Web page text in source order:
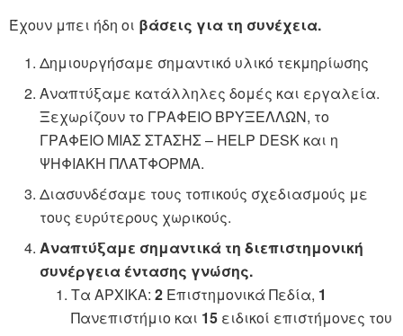
Έχουν μπει ήδη οι βάσεις για τη συνέχεια.
Δημιουργήσαμε σημαντικό υλικό τεκμηρίωσης
Αναπτύξαμε κατάλληλες δομές και εργαλεία.
Ξεχωρίζουν το ΓΡΑΦΕΙΟ ΒΡΥΞΕΛΛΩΝ, το
ΓΡΑΦΕΙΟ ΜΙΑΣ ΣΤΑΣΗΣ – HELP DESK και η
ΨΗΦΙΑΚΗ ΠΛΑΤΦΟΡΜΑ.
Διασυνδέσαμε τους τοπικούς σχεδιασμούς με
τους ευρύτερους χωρικούς.
Αναπτύξαμε σημαντικά τη διεπιστημονική
συνέργεια έντασης γνώσης.
Τα ΑΡΧΙΚΑ: 2Επιστημονικά Πεδία, 1
Πανεπιστήμιο και 15ειδικοί επιστήμονες του